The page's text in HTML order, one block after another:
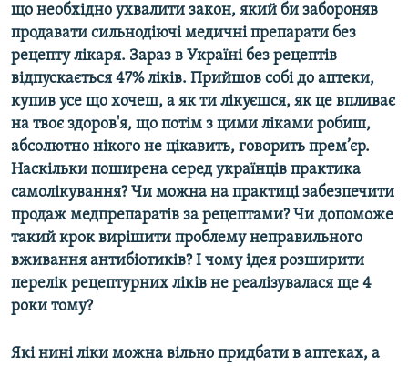
МУЛЬТИМЕДІА
ФОТО
СПЕЦПРОЄКТИ
ПОДКАСТИ
КРИМ РЕАЛІЇ
РУС
УКР
КТАТ
ДОЛУЧАЙСЯ!
що необхідно ухвалити закон, який би забороняв
продавати сильнодіючі медичні препарати без
рецепту лікаря. Зараз в Україні без рецептів
відпускається 47% ліків. Прийшов собі до аптеки,
купив усе що хочеш, а як ти лікуєшся, як це впливає
на твоє здоров'я, що потім з цими ліками робиш,
абсолютно нікого не цікавить, говорить прем’єр.
Наскільки поширена серед українців практика
самолікування? Чи можна на практиці забезпечити
продаж медпрепаратів за рецептами? Чи допоможе
такий крок вирішити проблему неправильного
вживання антибіотиків? І чому ідея розширити
перелік рецептурних ліків не реалізувалася ще 4
роки тому?
Які нині ліки можна вільно придбати в аптеках, а